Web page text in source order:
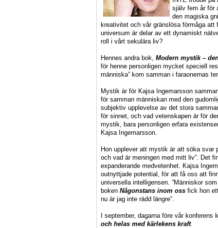
själv fem år för
den magiska
kreativitet och vår gränslösa förmåga
universum är delar av ett dynamiskt
roll i vårt sekulära liv?
Hennes andra bok, Modern mystik –
för henne personligen mycket speciell
människa” kom samman i faraonernas
Mystik är för Kajsa Ingemarsson
för samman människan med den
subjektiv upplevelse av det stora
för sinnet, och vad vetenskapen är för
mystik, bara personligen erfara
Kajsa Ingemarsson.
Hon upplever att mystik är att söka svar
och vad är meningen med mitt liv”. Det
expanderande medvetenhet. Kajsa
outnyttjade potential, för att få oss att
universella intelligensen. ”Människor
boken Någonstans inom oss fick hon
nu är jag inte rädd längre”.
I september, dagarna före vår
och helas med kärlekens kraft.